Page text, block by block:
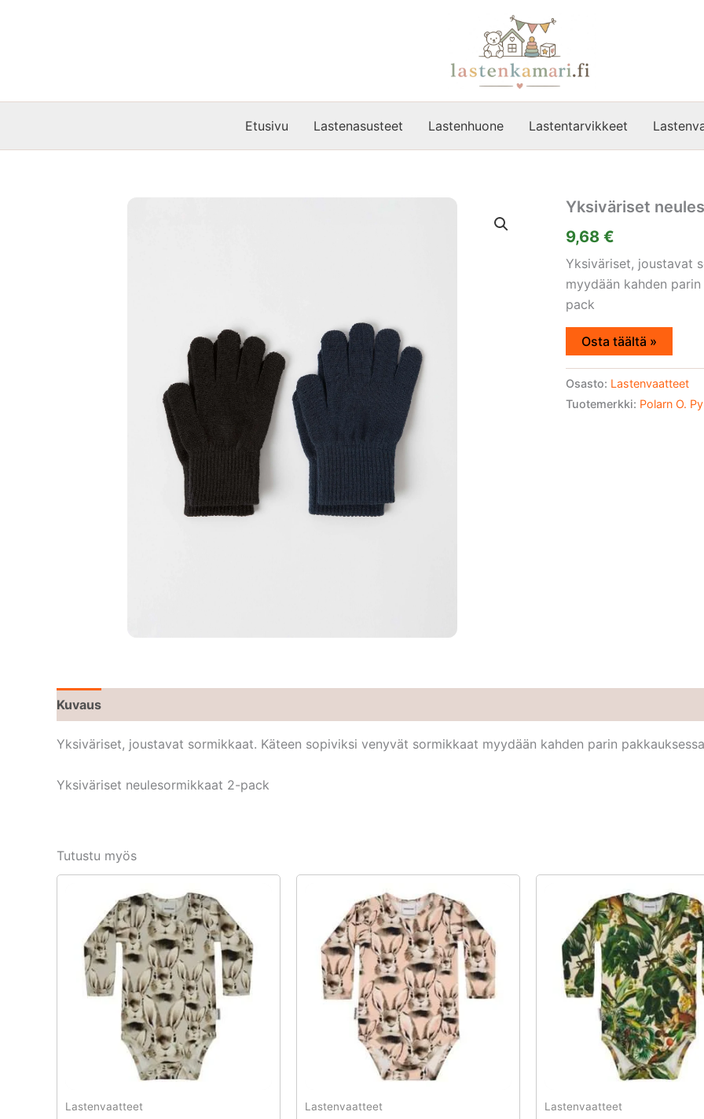
Etusivu Lastenasusteet Lastenhuone Lastentarvikkeet
Yksiväriset
9,68 €
Yksiväriset, joustavat
myydään kahden
pack
Osta täältä »
Osasto: Lastenvaatteet
Tuotemerkki: Polarn O.
Kuvaus
Yksiväriset, joustavat sormikkaat. Käteen sopiviksi venyvät sormikkaat myydään kahden parin
Yksiväriset neulesormikkaat 2-pack
Tutustu myös
Lastenvaatteet Lastenvaatteet Lastenvaatteet